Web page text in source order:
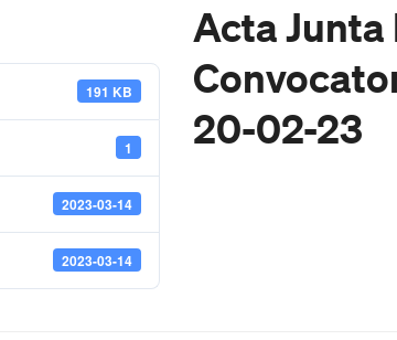
191 KB
1
2023-03-14
2023-03-14
Acta Junta
20-02-23